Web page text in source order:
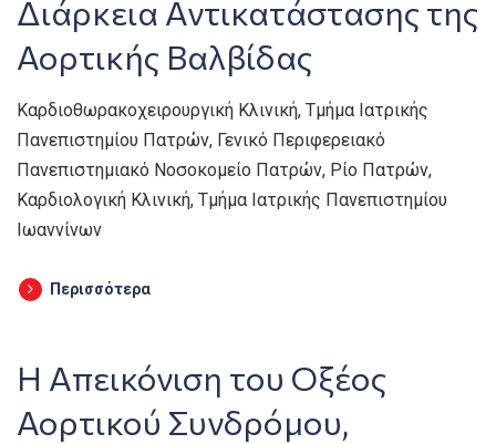
Διάρκεια Αντικατάστασης της
Αορτικής Βαλβίδας
Καρδιοθωρακοχειρουργική Κλινική, Τμήμα Ιατρικής
Πανεπιστημίου Πατρών, Γενικό Περιφερειακό
Πανεπιστημιακό Νοσοκομείο Πατρών, Ρίο Πατρών,
Καρδιολογική Κλινική, Τμήμα Ιατρικής Πανεπιστημίου
Ιωαννίνων
Περισσότερα
Η Απεικόνιση του Οξέος
Αορτικού Συνδρόμου,